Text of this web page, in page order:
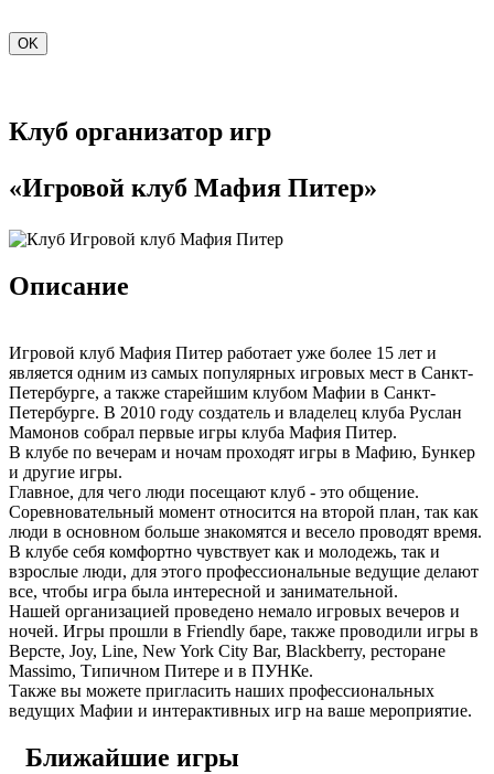
OK
Клуб организатор игр
«Игровой клуб Мафия Питер»
Описание
Игровой клуб Мафия Питер работает уже более 15 лет и
является одним из самых популярных игровых мест в Санкт-
Петербурге, а также старейшим клубом Мафии в Санкт-
Петербурге. В 2010 году создатель и владелец клуба Руслан
Мамонов собрал первые игры клуба Мафия Питер.
В клубе по вечерам и ночам проходят игры в Мафию, Бункер
и другие игры.
Главное, для чего люди посещают клуб - это общение.
Соревновательный момент относится на второй план, так как
люди в основном больше знакомятся и весело проводят время.
В клубе себя комфортно чувствует как и молодежь, так и
взрослые люди, для этого профессиональные ведущие делают
все, чтобы игра была интересной и занимательной.
Нашей организацией проведено немало игровых вечеров и
ночей. Игры прошли в Friendly баре, также проводили игры в
Версте, Joy, Line, New York City Bar, Blackberry, ресторане
Massimo, Типичном Питере и в ПУНКе.
Также вы можете пригласить наших профессиональных
ведущих Мафии и интерактивных игр на ваше мероприятие.
Ближайшие игры